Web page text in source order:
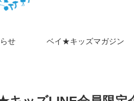
せ ベイ★キッズマガジン